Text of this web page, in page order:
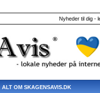
Nyheder til dig -
ALT OM SKAGENSAVIS.DK